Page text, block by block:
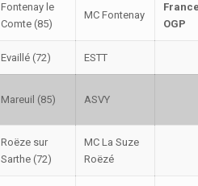
Fontenay le
Comte (85)
MC Fontenay
OGP
Evaillé (72) ESTT
Mareuil (85) ASVY
Roëze sur
Sarthe (72)
MC La Suze
Roëzé